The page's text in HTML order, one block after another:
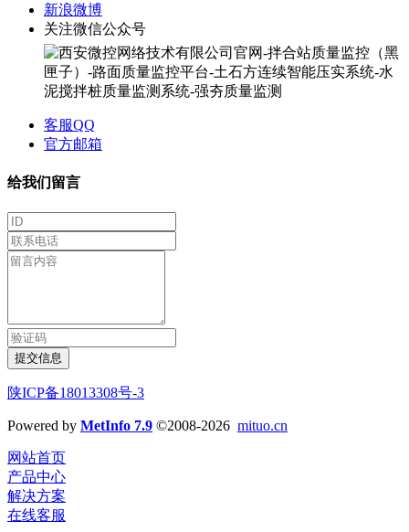
新浪微博
关注微信公众号
客服QQ
官方邮箱
给我们留言
提交信息
陕ICP备18013308号-3
Powered by MetInfo 7.9 ©2008-2026 mituo.cn
网站首页
产品中心
解决方案
在线客服